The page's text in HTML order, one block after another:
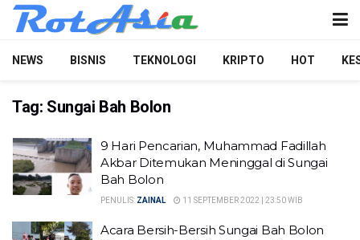
NEWS BISNIS TEKNOLOGI KRIPTO HOT
Tag: Sungai Bah Bolon
9 Hari Pencarian, Muhammad Fadillah
Akbar Ditemukan Meninggal di Sungai
Bah Bolon
PENULIS: ZAINAL 11 SEPTEMBER 2022 | 23:50 WIB
Acara Bersih-Bersih Sungai Bah Bolon